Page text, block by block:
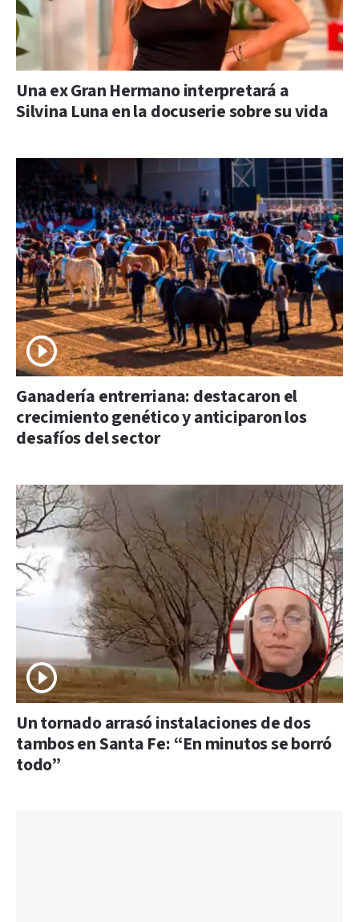
Una ex Gran Hermano interpretará a
Silvina Luna en la docuserie sobre su vida
Ganadería entrerriana: destacaron el
crecimiento genético y anticiparon los
desafíos del sector
Un tornado arrasó instalaciones de dos
tambos en Santa Fe: “En minutos se borró
todo”